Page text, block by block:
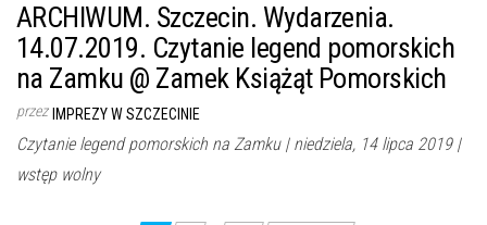
ARCHIWUM. Szczecin. Wydarzenia.
14.07.2019. Czytanie legend pomorskich
na Zamku @ Zamek Książąt Pomorskich
przez IMPREZY W SZCZECINIE
Czytanie legend pomorskich na Zamku | niedziela, 14 lipca 2019 |
wstęp wolny